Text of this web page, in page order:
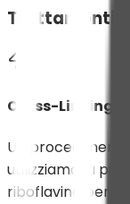
Trattamenti
Cross-Linking
Un
utilizziamo la
riboflavina per